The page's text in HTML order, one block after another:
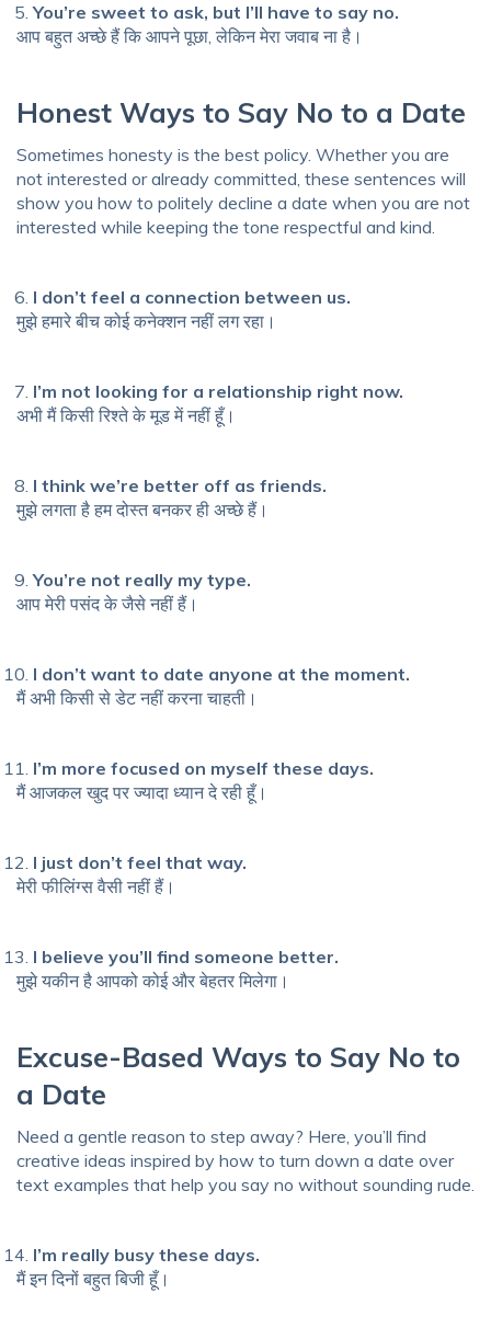
You’re sweet to ask, but I’ll have to say no.
आप बहुत अच्छे हैं कि आपने पूछा, लेकिन मेरा जवाब ना है।
Honest Ways to Say No to a Date
Sometimes honesty is the best policy. Whether you are
not interested or already committed, these sentences will
show you how to politely decline a date when you are not
interested while keeping the tone respectful and kind.
I don’t feel a connection between us.
मुझे हमारे बीच कोई कनेक्शन नहीं लग रहा।
I’m not looking for a relationship right now.
अभी मैं किसी रिश्ते के मूड में नहीं हूँ।
I think we’re better off as friends.
मुझे लगता है हम दोस्त बनकर ही अच्छे हैं।
You’re not really my type.
आप मेरी पसंद के जैसे नहीं हैं।
I don’t want to date anyone at the moment.
मैं अभी किसी से डेट नहीं करना चाहती।
I’m more focused on myself these days.
मैं आजकल खुद पर ज्यादा ध्यान दे रही हूँ।
I just don’t feel that way.
मेरी फीलिंग्स वैसी नहीं हैं।
I believe you’ll find someone better.
मुझे यकीन है आपको कोई और बेहतर मिलेगा।
Excuse-Based Ways to Say No to
a Date
Need a gentle reason to step away? Here, you’ll find
creative ideas inspired by how to turn down a date over
text examples that help you say no without sounding rude.
I’m really busy these days.
मैं इन दिनों बहुत बिजी हूँ।